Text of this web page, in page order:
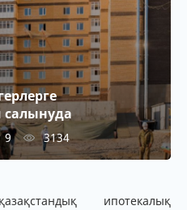
салынуда
9 3134
ипотекалық